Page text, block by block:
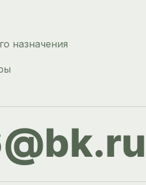
назначения